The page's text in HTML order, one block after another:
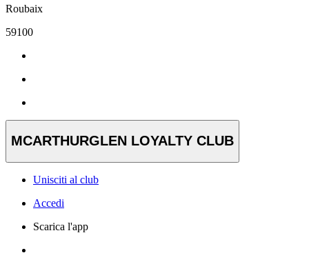
Roubaix
59100
MCARTHURGLEN LOYALTY CLUB
Unisciti al club
Accedi
Scarica l'app